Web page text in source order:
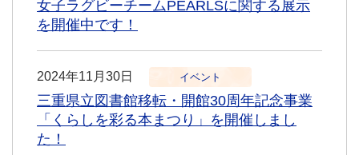
女子ラグビーチームPEARLSに関する展示
を開催中です！
2024年11月30日 イベント
三重県立図書館移転・開館30周年記念事業
「くらしを彩る本まつり」を開催しまし
た！